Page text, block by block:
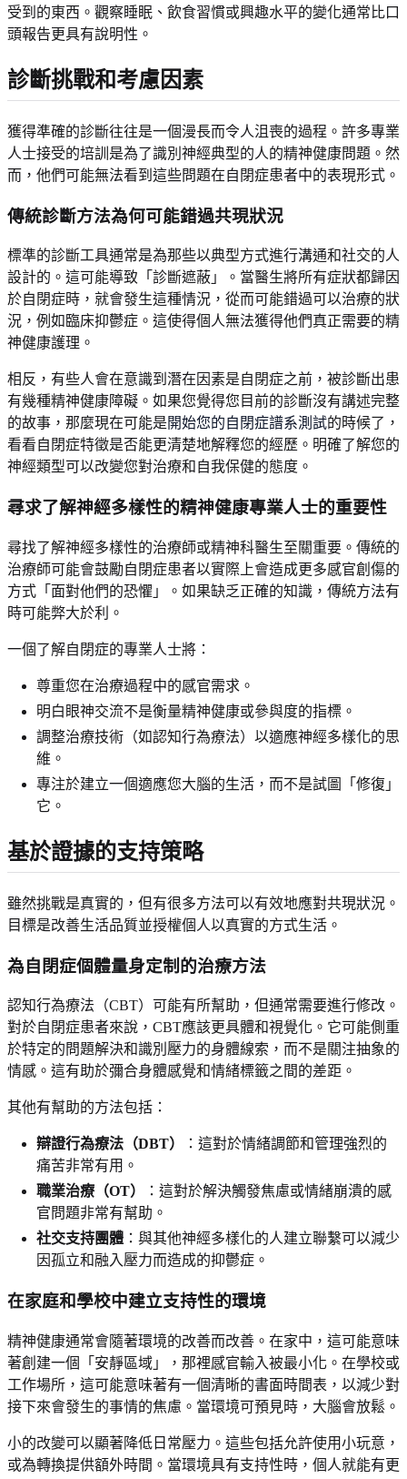
受到的東西。觀察睡眠、飲食習慣或興趣水平的變化通常比口
頭報告更具有說明性。
診斷挑戰和考慮因素
獲得準確的診斷往往是一個漫長而令人沮喪的過程。許多專業
人士接受的培訓是為了識別神經典型的人的精神健康問題。然
而，他們可能無法看到這些問題在自閉症患者中的表現形式。
傳統診斷方法為何可能錯過共現狀況
標準的診斷工具通常是為那些以典型方式進行溝通和社交的人
設計的。這可能導致「診斷遮蔽」。當醫生將所有症狀都歸因
於自閉症時，就會發生這種情況，從而可能錯過可以治療的狀
況，例如臨床抑鬱症。這使得個人無法獲得他們真正需要的精
神健康護理。
相反，有些人會在意識到潛在因素是自閉症之前，被診斷出患
有幾種精神健康障礙。如果您覺得您目前的診斷沒有講述完整
的故事，那麼現在可能是開始您的自閉症譜系測試的時候了，
看看自閉症特徵是否能更清楚地解釋您的經歷。明確了解您的
神經類型可以改變您對治療和自我保健的態度。
尋求了解神經多樣性的精神健康專業人士的重要性
尋找了解神經多樣性的治療師或精神科醫生至關重要。傳統的
治療師可能會鼓勵自閉症患者以實際上會造成更多感官創傷的
方式「面對他們的恐懼」。如果缺乏正確的知識，傳統方法有
時可能弊大於利。
一個了解自閉症的專業人士將：
尊重您在治療過程中的感官需求。
明白眼神交流不是衡量精神健康或參與度的指標。
調整治療技術（如認知行為療法）以適應神經多樣化的思
維。
專注於建立一個適應您大腦的生活，而不是試圖「修復」
它。
基於證據的支持策略
雖然挑戰是真實的，但有很多方法可以有效地應對共現狀況。
目標是改善生活品質並授權個人以真實的方式生活。
為自閉症個體量身定制的治療方法
認知行為療法（CBT）可能有所幫助，但通常需要進行修改。
對於自閉症患者來說，CBT應該更具體和視覺化。它可能側重
於特定的問題解決和識別壓力的身體線索，而不是關注抽象的
情感。這有助於彌合身體感覺和情緒標籤之間的差距。
其他有幫助的方法包括：
辯證行為療法（DBT）
：這對於情緒調節和管理強烈的
痛苦非常有用。
職業治療（OT）
：這對於解決觸發焦慮或情緒崩潰的感
官問題非常有幫助。
社交支持團體 ：與其他神經多樣化的人建立聯繫可以減少
因孤立和融入壓力而造成的抑鬱症。
在家庭和學校中建立支持性的環境
精神健康通常會隨著環境的改善而改善。在家中，這可能意味
著創建一個「安靜區域」，那裡感官輸入被最小化。在學校或
工作場所，這可能意味著有一個清晰的書面時間表，以減少對
接下來會發生的事情的焦慮。當環境可預見時，大腦會放鬆。
小的改變可以顯著降低日常壓力。這些包括允許使用小玩意，
或為轉換提供額外時間。當環境具有支持性時，個人就能有更